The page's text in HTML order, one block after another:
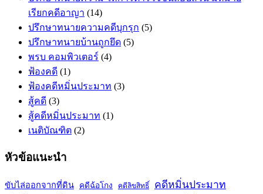
เรียกคดีอาญา (14)
ปรึกษาทนายความคดีบุกรุก (5)
ปรึกษาทนายบ้านถูกยึด (5)
พรบ คอมพิวเตอร์ (4)
ฟ้องคดี (1)
ฟ้องคดีหมิ่นประมาท (3)
สู้คดี (3)
สู้คดีหมิ่นประมาท (1)
เนติบัณฑิต (2)
หัวข้อแนะนำ
ขับไล่ออกจากที่ดิน คดีฉ้อโกง คดีลิขสิทธิ์ คดีหมิ่นประมาท